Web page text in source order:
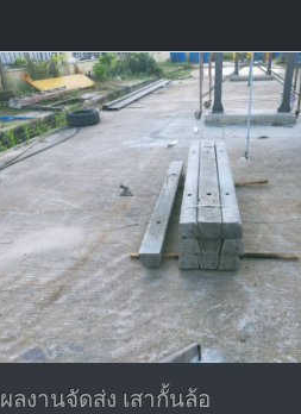
ผลงานจัดส่ง เสากั้นล้อ